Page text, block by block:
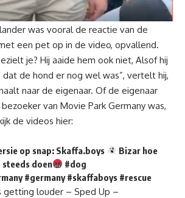
was vooral de reactie van de
een pet op in de video, opvallend.
je? Hij aaide hem ook niet, Alsof hij
de hond er nog wel was”, vertelt hij,
naar de eigenaar. Of de eigenaar
van Movie Park Germany was,
de videos hier:
op snap: Skaffa.boys
Bizar hoe
steeds doen
#dog
#germany #skaffaboys #rescue
getting louder – Sped Up –